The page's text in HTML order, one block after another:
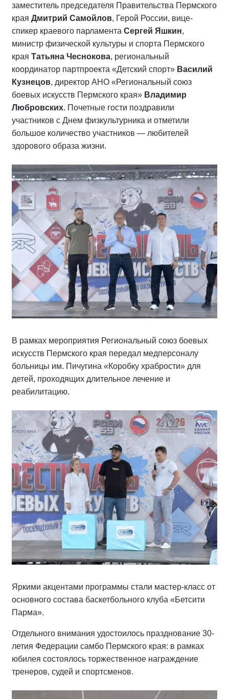
заместитель председателя Правительства Пермского
края Дмитрий Самойлов, Герой России, вице-
спикер краевого парламента Сергей Яшкин,
министр физической культуры и спорта Пермского
края Татьяна Чеснокова, региональный
координатор партпроекта «Детский спорт» Василий
Кузнецов, директор АНО «Региональный союз
боевых искусств Пермского края» Владимир
Любровских. Почетные гости поздравили
участников с Днем физкультурника и отметили
большое количество участников — любителей
здорового образа жизни.
В рамках мероприятия Региональный союз боевых
искусств Пермского края передал медперсоналу
больницы им. Пичугина «Коробку храбрости» для
детей, проходящих длительное лечение и
реабилитацию.
Яркими акцентами программы стали мастер-класс от
основного состава баскетбольного клуба «Бетсити
Парма».
Отдельного внимания удостоилось празднование 30-
летия Федерации самбо Пермского края: в рамках
юбилея состоялось торжественное награждение
тренеров, судей и спортсменов.